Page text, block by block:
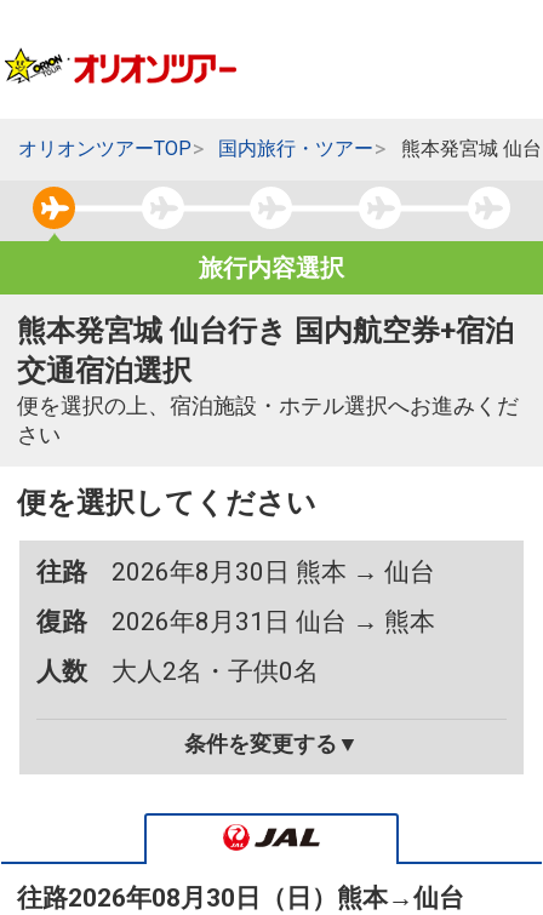
オリオンツアーTOP 国内旅行・ツアー 熊本発宮城 仙
旅行内容選択
熊本発宮城 仙台行き 国内航空券+宿泊
交通宿泊選択
便を選択の上、宿泊施設・ホテル選択へお進みくだ
さい
便を選択してください
往路
2026年8月30日 熊本 → 仙台
復路
2026年8月31日 仙台 → 熊本
人数
大人2名・子供0名
条件を変更する▼
往路2026年08月30日（日） 熊本→仙台